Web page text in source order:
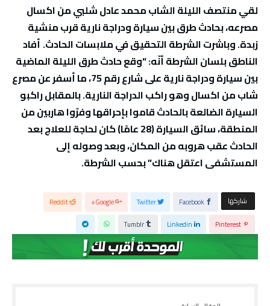
لقي منتصف الليلة الشاب محمد عادل شلبي من اكسال
مصرعه، بحادث طرق بين سيارة ودراجة نارية قرب منشية
زبدة. وباشرت الشرطة التحقيق في ملابسات الحادث. أفاد
الناطق بلسان الشرطة أنّه: “وقع حادث طرق الليلة الماضية
بين سيارة ودراجة نارية على شارع رقم 75، ما أسفر عن مصرع
شاب من اكسال وهو راكب الدراجة النارية. بالمقابل راكبو
السيارة الضالعة بالحادث قاموا بإحراقها وفرّوا هاربين من
المنطقة، سائق السيارة (28 عامًا) كان لحاجة للعلاج بعد
الحادث عقب هروبه من المكان، وبعد وصوله إلى
المستشفى اعتقل هناك” بحسب الشرطة.
‫‫ شاركها‬ Facebook
Twitter
Google+
Reddit
Pinterest
Linkedin
Tumblr